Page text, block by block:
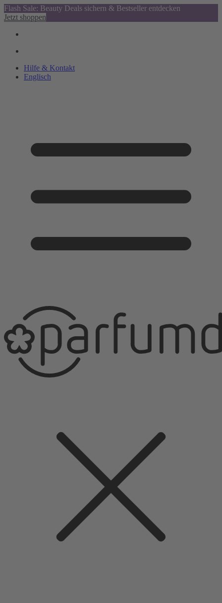
Flash Sale: Beauty Deals sichern & Bestseller entdecken
Jetzt shoppen
Hilfe & Kontakt
Englisch